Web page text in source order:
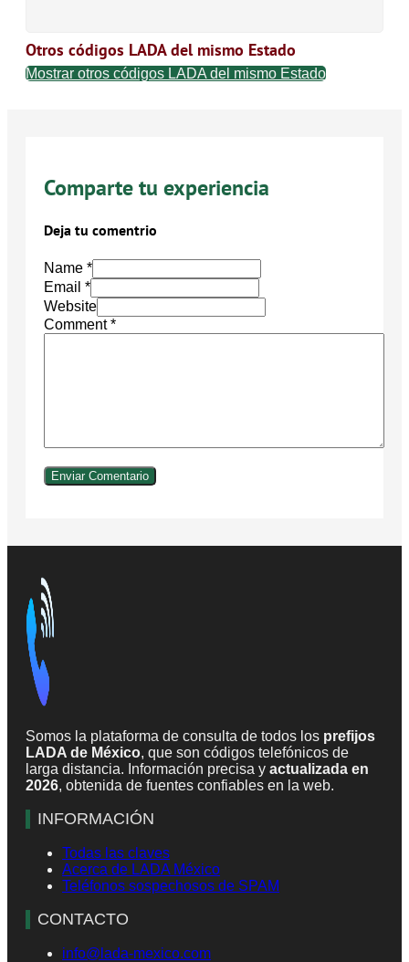
Otros códigos LADA del mismo Estado
Mostrar otros códigos LADA del mismo Estado
Comparte tu experiencia
Deja tu comentrio
Name *
Email *
Website
Comment*
Somos la plataforma de consulta de todos los prefijos
LADA de México, que son códigos telefónicos de
larga distancia. Información precisa y actualizada en
2026, obtenida de fuentes confiables en la web.
INFORMACIÓN
Todas las claves
Acerca de LADA México
Teléfonos sospechosos de SPAM
CONTACTO
info@lada-mexico.com